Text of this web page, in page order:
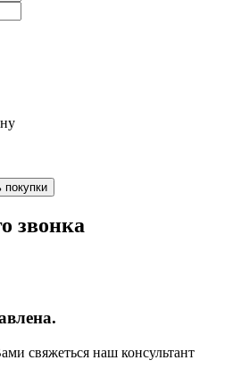
звонка
свяжеться наш консультант